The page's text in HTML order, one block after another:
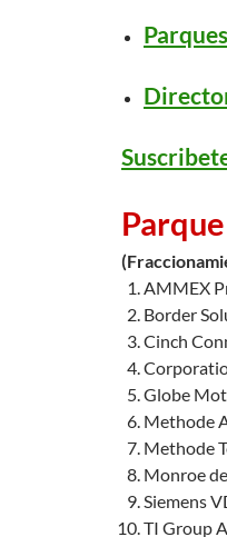
AMMEX
Border
Cinch
Globe
Methode
Methode
Monroe
Siemens
TI Group